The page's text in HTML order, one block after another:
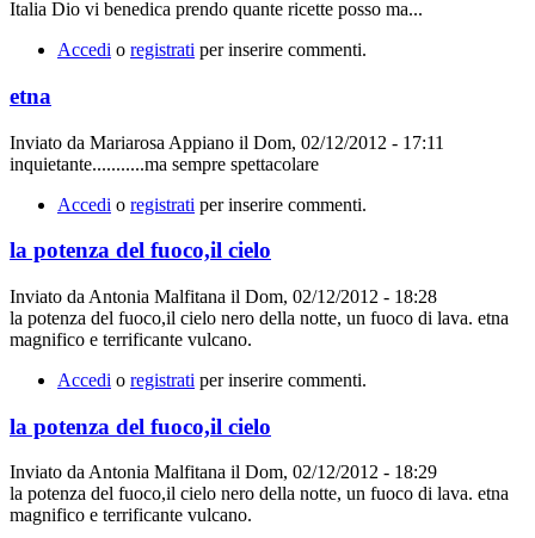
Italia Dio vi benedica prendo quante ricette posso ma...
Accedi o registrati per inserire commenti.
etna
Inviato da Mariarosa Appiano il Dom, 02/12/2012 - 17:11
inquietante...........ma sempre spettacolare
Accedi o registrati per inserire commenti.
la potenza del fuoco,il cielo
Inviato da Antonia Malfitana il Dom, 02/12/2012 - 18:28
la potenza del fuoco,il cielo nero della notte, un fuoco di lava. etna
magnifico e terrificante vulcano.
Accedi o registrati per inserire commenti.
la potenza del fuoco,il cielo
Inviato daAntonia Malfitana il Dom, 02/12/2012 - 18:29
la potenza del fuoco,il cielo nero della notte, un fuoco di lava. etna
magnifico e terrificante vulcano.